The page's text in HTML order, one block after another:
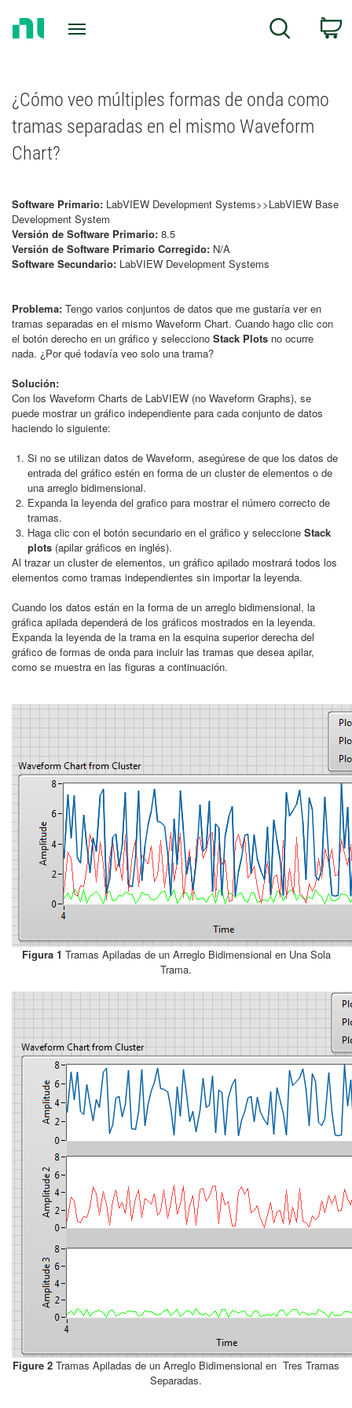
Search
¿Cómo veo múltiples formas de onda como
tramas separadas en el mismo Waveform
Chart?
Software Primario: LabVIEW Development Systems>>LabVIEW Base
Development System
Versión de Software Primario: 8.5
Versión de Software Primario Corregido: N/A
Software Secundario: LabVIEW Development Systems
Problema: Tengo varios conjuntos de datos que me gustaría ver en
tramas separadas en el mismo Waveform Chart. Cuando hago clic con
el botón derecho en un gráfico y selecciono Stack Plots no ocurre
nada. ¿Por qué todavía veo solo una trama?
Solución:
Con los Waveform Charts de LabVIEW (no Waveform Graphs), se
puede mostrar un gráfico independiente para cada conjunto de datos
haciendo lo siguiente:
Si no se utilizan datos de Waveform, asegúrese de que los datos de
entrada del gráfico estén en forma de un cluster de elementos o de
una arreglo bidimensional.
Expanda la leyenda del grafico para mostrar el número correcto de
tramas.
Haga clic con el botón secundario en el gráfico y seleccione Stack
plots (apilar gráficos en inglés).
Al trazar un cluster de elementos, un gráfico apilado mostrará todos los
elementos como tramas independientes sin importar la leyenda.
Cuando los datos están en la forma de un arreglo bidimensional, la
gráfica apilada dependerá de los gráficos mostrados en la leyenda.
Expanda la leyenda de la trama en la esquina superior derecha del
gráfico de formas de onda para incluir las tramas que desea apilar,
como se muestra en las figuras a continuación.
Figura 1 Tramas Apiladas de un Arreglo Bidimensional en Una Sola
Trama.
Figure 2 Tramas Apiladas de un Arreglo Bidimensional en Tres Tramas
Separadas.